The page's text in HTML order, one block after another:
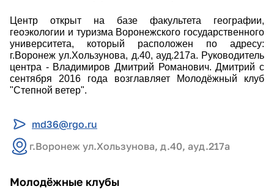
Центр открыт на базе факультета географии,
геоэкологии и туризма Воронежского государственного
университета, который расположен по адресу:
г.Воронеж ул.Хользунова, д.40, ауд.217а. Руководитель
центра - Владимиров Дмитрий Романович. Дмитрий с
сентября 2016 года возглавляет Молодёжный клуб
"Степной ветер".
md36@rgo.ru
г.Воронеж ул.Хользунова, д.40, ауд.217а
Молодёжные клубы